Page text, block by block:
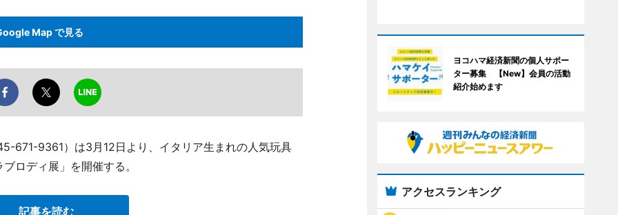
Map で見る
671-9361）は3月12日より、イタリア生まれの人気玩具
ロディ展」を開催する。
記事を読む
ヨコハマ経済新聞の個人サポー
ター募集 【New】会員の活動
紹介始めます
アクセスランキング